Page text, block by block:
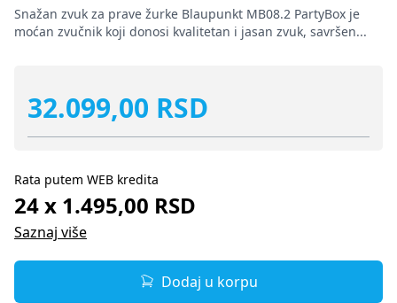
Snažan zvuk za prave žurke Blaupunkt MB08.2 PartyBox je
moćan zvučnik koji donosi kvalitetan i jasan zvuk, savršen...
32.099,00 RSD
Rata putem WEB kredita
24 x 1.495,00 RSD
Saznaj više
Dodaj u korpu